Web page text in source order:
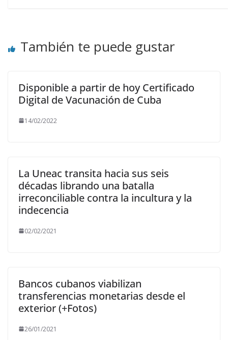
También te puede gustar
Disponible a partir de hoy Certificado
Digital de Vacunación de Cuba
14/02/2022
La Uneac transita hacia sus seis
décadas librando una batalla
irreconciliable contra la incultura y la
indecencia
02/02/2021
Bancos cubanos viabilizan
transferencias monetarias desde el
exterior (+Fotos)
26/01/2021